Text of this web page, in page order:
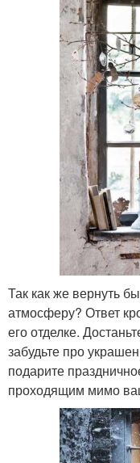
Так как же вернуть
атмосферу? Ответ
его отделке.
забудьте про
подарите
проходящим мимо